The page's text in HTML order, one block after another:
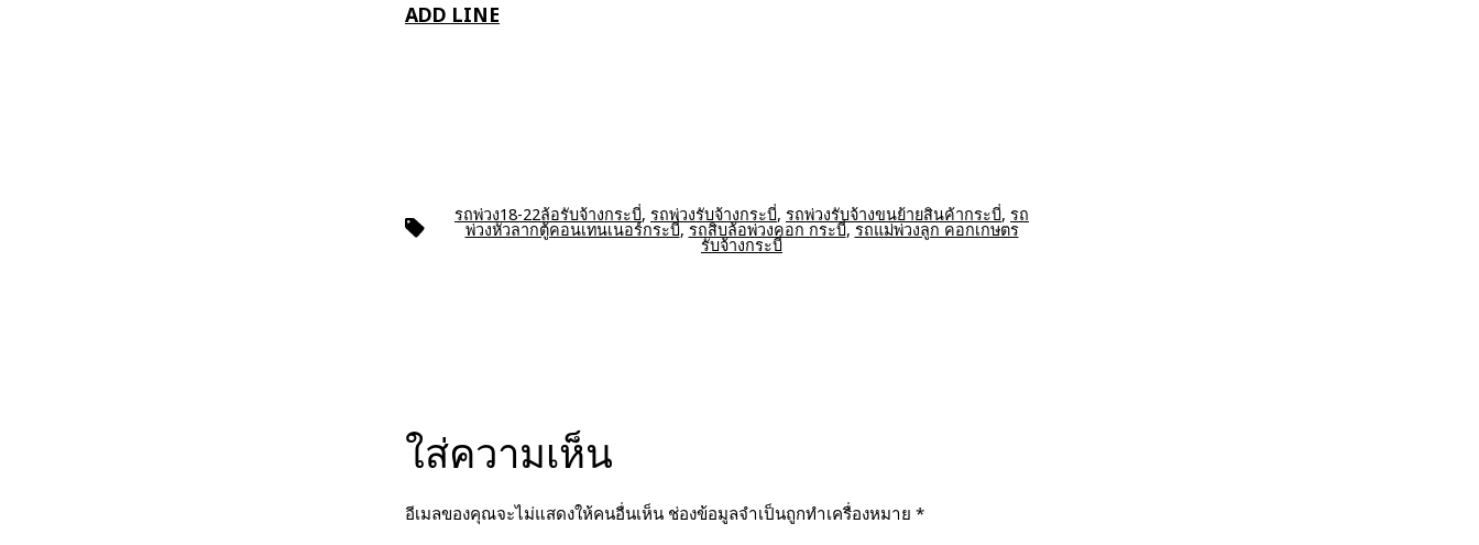
ADD LINE
ป้าย
กำกับ
รถพ่วง18-22ล้อรับจ้างกระบี่, รถพ่วงรับจ้างกระบี่, รถพ่วงรับจ้างขนย้ายสินค้ากระบี่, รถ
พ่วงหัวลากตู้คอนเทนเนอร์กระบี่,รถสิบล้อพ่วงคอก กระบี่,รถแม่พ่วงลูก คอกเกษตร
รับจ้างกระบี่
ใส่ความเห็น
อีเมลของคุณจะไม่แสดงให้คนอื่นเห็น ช่องข้อมูลจำเป็นถูกทำเครื่องหมาย *